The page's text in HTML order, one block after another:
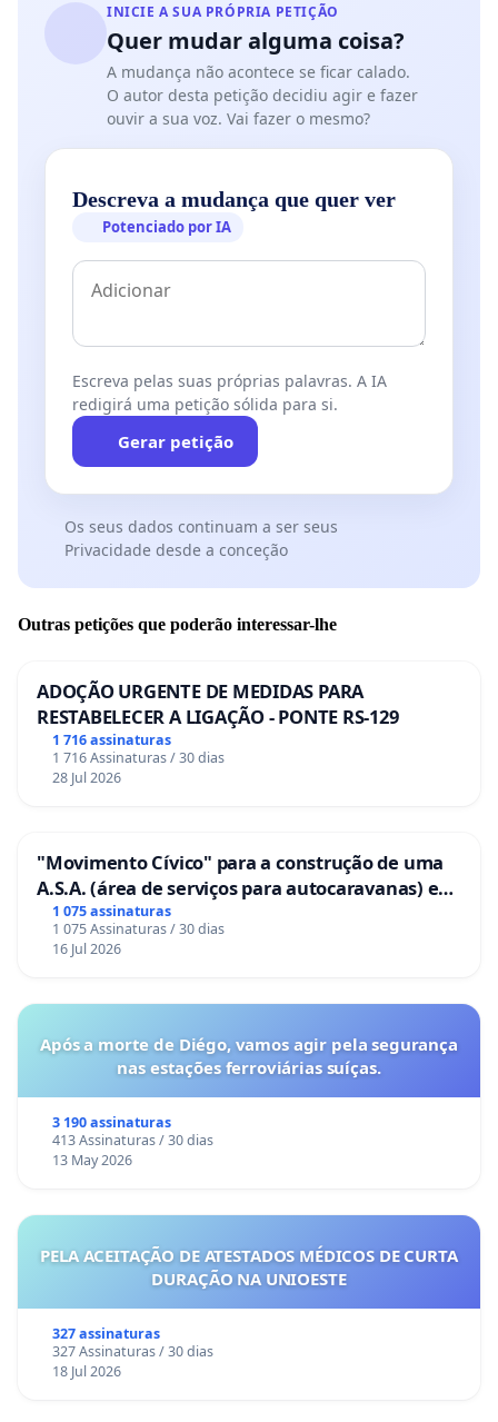
INICIE A SUA PRÓPRIA PETIÇÃO
Quer mudar alguma coisa?
A mudança não acontece se ficar calado.
O autor desta petição decidiu agir e fazer
ouvir a sua voz. Vai fazer o mesmo?
Descreva a mudança que quer ver
Potenciado por IA
Escreva pelas suas próprias palavras. A IA
redigirá uma petição sólida para si.
Gerar petição
Os seus dados continuam a ser seus
Privacidade desde a conceção
Outras petições que poderão interessar-lhe
ADOÇÃO URGENTE DE MEDIDAS PARA
RESTABELECER A LIGAÇÃO - PONTE RS-129
1 716 assinaturas
1 716 Assinaturas / 30 dias
28 Jul 2026
"Movimento Cívico" para a construção de uma
A.S.A. (área de serviços para autocaravanas) em
Coimbra
1 075 assinaturas
1 075 Assinaturas / 30 dias
16 Jul 2026
Após a morte de Diégo, vamos agir pela segurança
nas estações ferroviárias suíças.
3 190 assinaturas
413 Assinaturas / 30 dias
13 May 2026
PELA ACEITAÇÃO DE ATESTADOS MÉDICOS DE CURTA
DURAÇÃO NA UNIOESTE
327 assinaturas
327 Assinaturas / 30 dias
18 Jul 2026